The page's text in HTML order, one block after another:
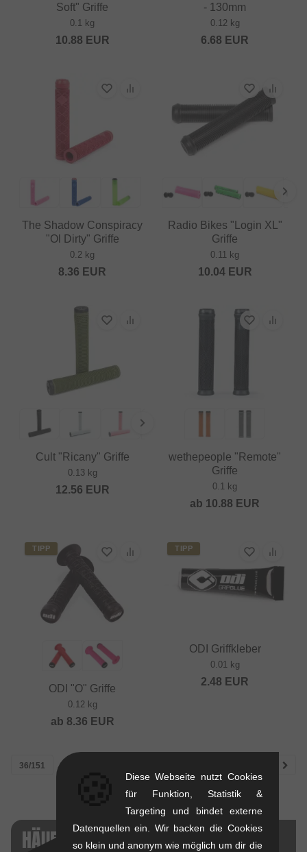
Soft" Griffe
0.1 kg
10.88 EUR
- 130mm
0.12 kg
6.68 EUR
The Shadow Conspiracy
"Ol Dirty" Griffe
0.2 kg
8.36 EUR
Radio Bikes "Login XL"
Griffe
0.11 kg
10.04EUR
Cult "Ricany" Griffe
0.13 kg
12.56 EUR
wethepeople "Remote"
Griffe
0.1 kg
ab 10.88 EUR
TIPP
ODI "O" Griffe
0.12 kg
ab 8.36 EUR
TIPP
ODI Griffkleber
0.01 kg
2.48 EUR
36/151
HÄUFIG VERGLICHEN
Diese Webseite nutzt Cookies
für Funktion, Statistik &
Targeting und bindet externe
Datenquellen ein. Wir backen die Cookies
so klein und anonym wie möglich um dir die